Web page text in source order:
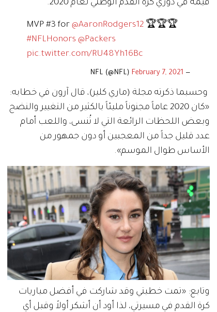
قيمة في دوري كرة القدم الوطني لعام 2020.
MVP #3 for @AaronRodgers12 🏆🏆🏆
#NFLHonors @Packers
pic.twitter.com/RU48Yh16Bc
— NFL (@NFL)
February 7, 2021
وحسبما ذكرته مجلة (ماري كلير)، قال آرون في خطابه:
«كان 2020 عاماً مجنوناً مليئاً بالكثير من التغيير والنضج
وبعض اللحظات الرائعة التي لا تُنسى، واللعب أمام
عدد قليل جداً من المعجبين أو دون جمهور من
الأساس طوال الموسم».
وتابع: «تمت خطبتي وقد شاركت في أفضل مباريات
كرة القدم في مسيرتي، لذا أود أن أشكر أولاً وقبل أي